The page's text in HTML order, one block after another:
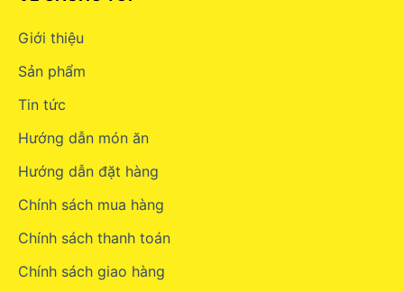
Giới thiệu
Sản phẩm
Tin tức
Hướng dẫn món ăn
Hướng dẫn đặt hàng
Chính sách mua hàng
Chính sách thanh toán
Chính sách giao hàng